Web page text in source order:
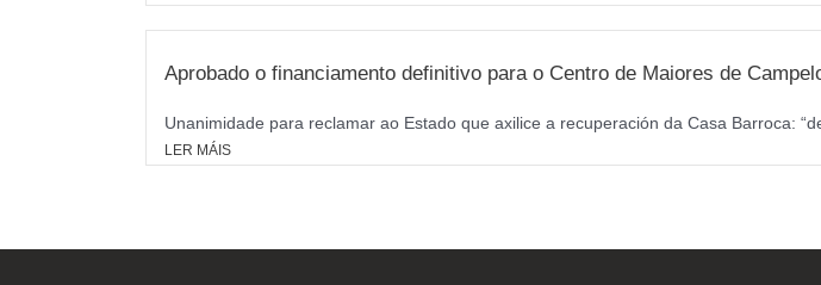
Aprobado o financiamento definitivo para o Centro de Maiores de
Unanimidade para reclamar ao Estado que axilice a recuperación da Casa Barroca:
LER MÁIS